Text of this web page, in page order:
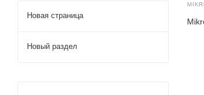
Новая страница
Новый раздел